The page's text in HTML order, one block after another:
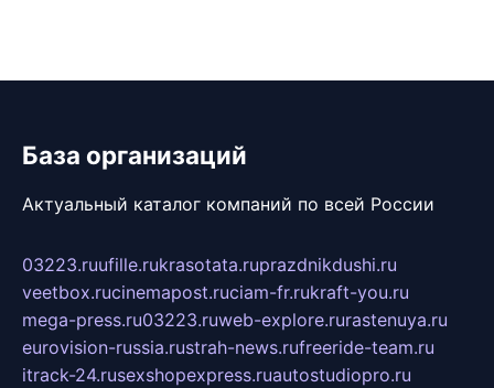
База организаций
Актуальный каталог компаний по всей России
03223.ruufille.rukrasotata.ruprazdnikdushi.ru
veetbox.rucinemapost.ruciam-fr.rukraft-you.ru
mega-press.ru03223.ruweb-explore.rurastenuya.ru
eurovision-russia.rustrah-news.rufreeride-team.ru
itrack-24.rusexshopexpress.ruautostudiopro.ru